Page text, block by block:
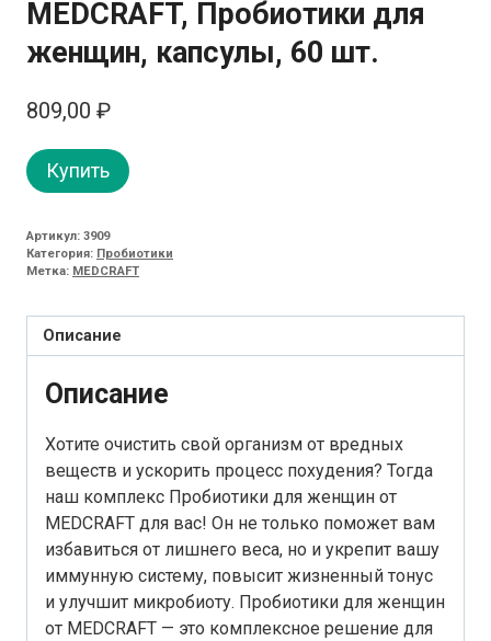
MEDCRAFT, Пробиотики для
женщин, капсулы, 60 шт.
809,00 ₽
Купить
Артикул: 3909
Категория: Пробиотики
Метка: MEDCRAFT
Описание
Описание
Хотите очистить свой организм от вредных
веществ и ускорить процесс похудения? Тогда
наш комплекс Пробиотики для женщин от
MEDCRAFT для вас! Он не только поможет вам
избавиться от лишнего веса, но и укрепит вашу
иммунную систему, повысит жизненный тонус
и улучшит микробиоту. Пробиотики для женщин
от MEDCRAFT — это комплексное решение для